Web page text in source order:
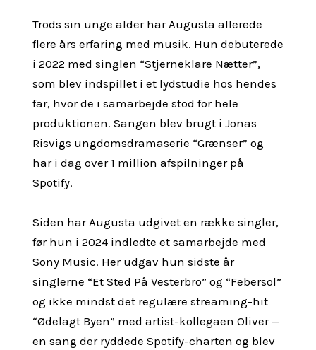
Trods sin unge alder har Augusta allerede
flere års erfaring med musik. Hun debuterede
i 2022 med singlen “Stjerneklare Nætter”,
som blev indspillet i et lydstudie hos hendes
far, hvor de i samarbejde stod for hele
produktionen. Sangen blev brugt i Jonas
Risvigs ungdomsdramaserie “Grænser” og
har i dag over 1 million afspilninger på
Spotify.
Siden har Augusta udgivet en række singler,
før hun i 2024 indledte et samarbejde med
Sony Music. Her udgav hun sidste år
singlerne “Et Sted På Vesterbro” og “Febersol”
og ikke mindst det regulære streaming-hit
“Ødelagt Byen” med artist-kollegaen Oliver —
en sang der ryddede Spotify-charten og blev